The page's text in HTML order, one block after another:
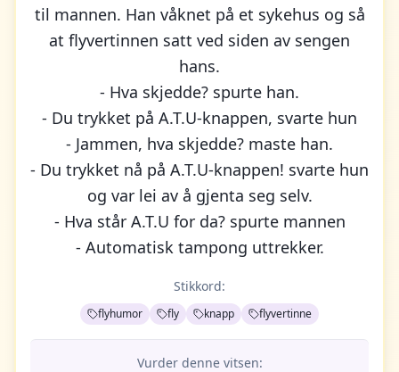
til mannen. Han våknet på et sykehus og så
at flyvertinnen satt ved siden av sengen
hans.
- Hva skjedde? spurte han.
- Du trykket på A.T.U-knappen, svarte hun
- Jammen, hva skjedde? maste han.
- Du trykket nå på A.T.U-knappen! svarte hun
og var lei av å gjenta seg selv.
- Hva står A.T.U for da? spurte mannen
- Automatisk tampong uttrekker.
Stikkord:
flyhumor fly knapp flyvertinne
Vurder denne vitsen: